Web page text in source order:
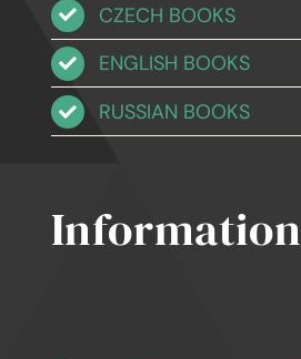
CZECH BOOKS
ENGLISH BOOKS
RUSSIAN BOOKS
Information